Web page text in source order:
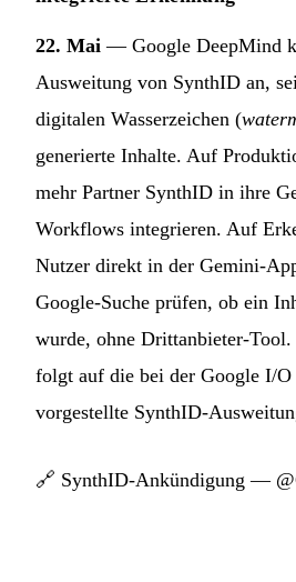
22. Mai — Google DeepMind
Ausweitung von SynthID an,
digitalen Wasserzeichen (
generierte Inhalte. Auf
mehr Partner SynthID in ihre
Workflows integrieren. Auf
Nutzer direkt in der Gemini-
Google-Suche prüfen, ob ein
wurde, ohne Drittanbieter-
folgt auf die bei der Google I/
vorgestellte SynthID-
🔗 SynthID-Ankündigung —